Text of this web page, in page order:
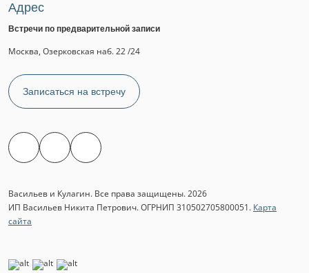
Адрес
Встречи по предварительной записи
Москва, Озерковская наб. 22 /24
Записаться на встречу
Васильев и Кулагин. Все права защищены. 2026
ИП Васильев Никита Петрович. ОГРНИП 310502705800051. Карта
сайта